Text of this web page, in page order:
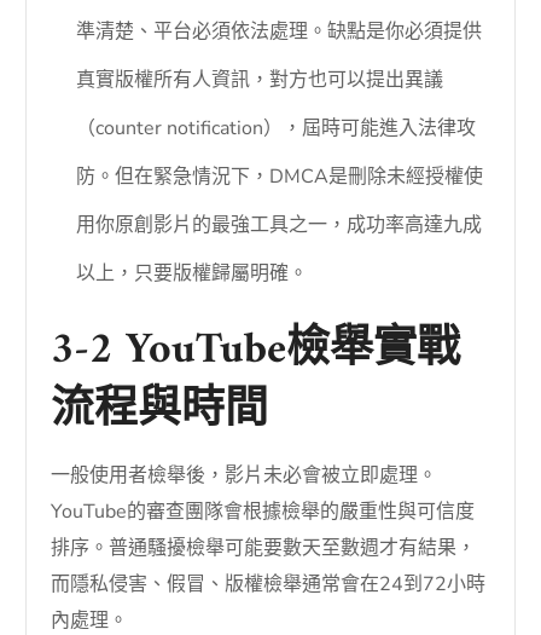
準清楚、平台必須依法處理。缺點是你必須提供
真實版權所有人資訊，對方也可以提出異議
（counter notification），屆時可能進入法律攻
防。但在緊急情況下，DMCA是刪除未經授權使
用你原創影片的最強工具之一，成功率高達九成
以上，只要版權歸屬明確。
3-2 YouTube檢舉實戰
流程與時間
一般使用者檢舉後，影片未必會被立即處理。
YouTube的審查團隊會根據檢舉的嚴重性與可信度
排序。普通騷擾檢舉可能要數天至數週才有結果，
而隱私侵害、假冒、版權檢舉通常會在24到72小時
內處理。